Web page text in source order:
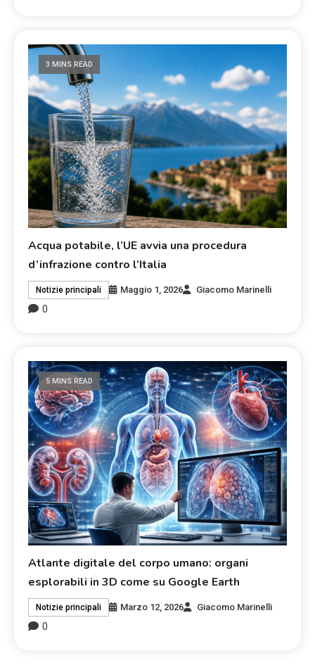
3 MINS READ
Acqua potabile, l’UE avvia una procedura
d’infrazione contro l’Italia
Notizie principali Maggio 1, 2026 Giacomo Marinelli
0
5 MINS READ
Atlante digitale del corpo umano: organi
esplorabili in 3D come su Google Earth
Notizie principali Marzo 12, 2026 Giacomo Marinelli
0